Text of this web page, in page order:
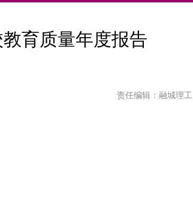
育质量年度报告
责任编辑：融城理工